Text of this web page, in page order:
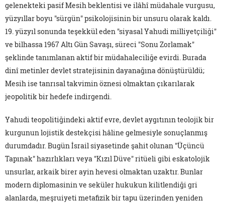
gelenekteki pasif Mesih beklentisi ve ilâhî müdahale vurgusu,
yüzyıllar boyu "sürgün" psikolojisinin bir unsuru olarak kaldı.
19. yüzyıl sonunda teşekkül eden "siyasal Yahudi milliyetçiliği"
ve bilhassa 1967 Altı Gün Savaşı, süreci "Sonu Zorlamak"
şeklinde tanımlanan aktif bir müdahaleciliğe evirdi. Burada
dinî metinler devlet stratejisinin dayanağına dönüştürüldü;
Mesih ise tanrısal takvimin öznesi olmaktan çıkarılarak
jeopolitik bir hedefe indirgendi.
Yahudi teopolitiğindeki aktif evre, devlet aygıtının teolojik bir
kurgunun lojistik destekçisi hâline gelmesiyle sonuçlanmış
durumdadır. Bugün İsrail siyasetinde şahit olunan "Üçüncü
Tapınak" hazırlıkları veya "Kızıl Düve" ritüeli gibi eskatolojik
unsurlar, arkaik birer ayin hevesi olmaktan uzaktır. Bunlar
modern diplomasinin ve seküler hukukun kilitlendiği gri
alanlarda, meşruiyeti metafizik bir tapu üzerinden yeniden